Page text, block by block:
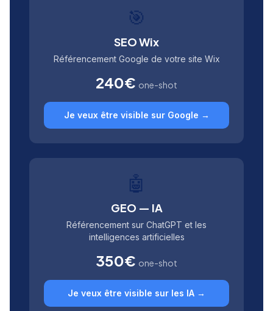
🎯
SEO Wix
Référencement Google de votre site Wix
240€ one-shot
Je veux être visible sur Google →
🤖
GEO — IA
Référencement sur ChatGPT et les
intelligences artificielles
350€ one-shot
Je veux être visible sur les IA →